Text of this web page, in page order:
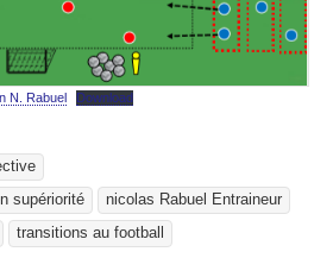
N. Rabuel Download
supériorité
nicolas Rabuel Entraineur
transitions au football